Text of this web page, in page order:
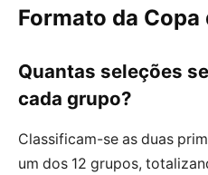
Formato da
Quantas seleções
cada grupo?
Classificam-se as duas
um dos 12 grupos,